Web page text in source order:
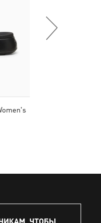
ЧТОБЫ